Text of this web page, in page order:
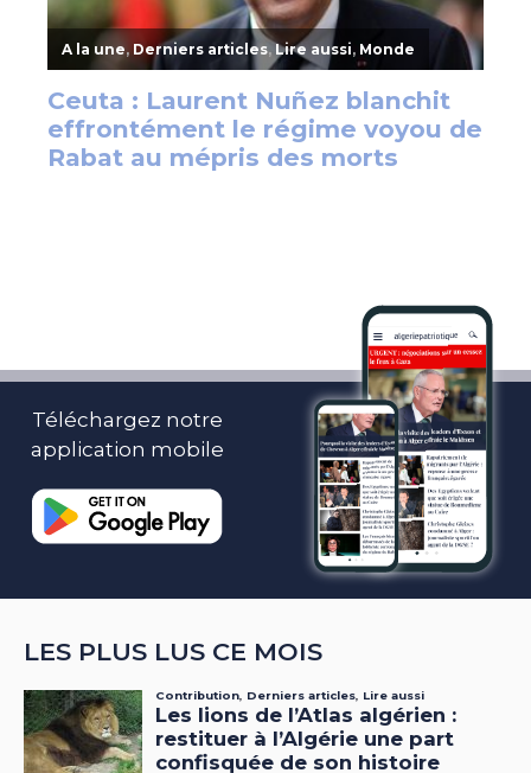
Téléchargez notre
application mobile
LES PLUS LUS CE MOIS